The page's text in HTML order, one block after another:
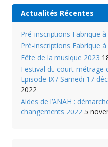
Actualités Récentes
Pré-inscriptions Fabrique
Pré-inscriptions Fabrique
Fête de la musique 2023
Festival du court-métrage
Episode IX / Samedi 17
2022
Aides de l’ANAH :
changements 2022 5